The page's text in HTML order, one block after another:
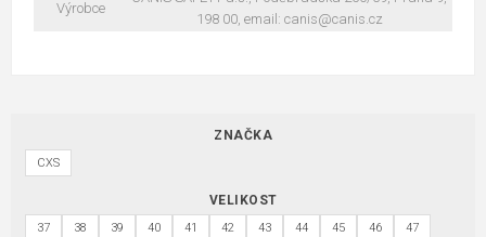
Výrobce
198 00, email: canis@canis.cz
ZNAČKA
CXS
VELIKOST
37 38 39 40 41 42 43 44 45 46
47